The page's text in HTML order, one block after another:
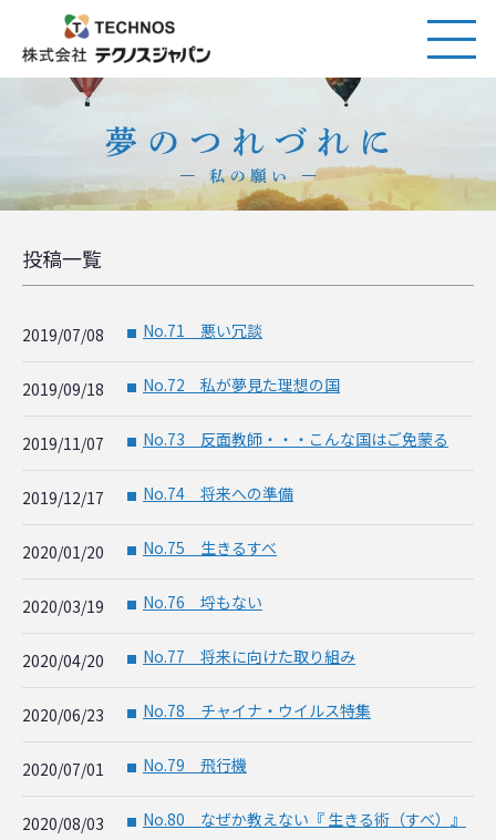
投稿一覧
2019/07/08 ■ No.71 悪い冗談
2019/09/18 ■ No.72 私が夢見た理想の国
2019/11/07 ■ No.73 反面教師・・・こんな国はご免蒙る
2019/12/17 ■ No.74 将来への準備
2020/01/20 ■ No.75 生きるすべ
2020/03/19 ■ No.76 埒もない
2020/04/20 ■ No.77 将来に向けた取り組み
2020/06/23 ■ No.78 チャイナ・ウイルス特集
2020/07/01 ■ No.79 飛行機
2020/08/03 ■ No.80 なぜか教えない『 生きる術（すべ）』